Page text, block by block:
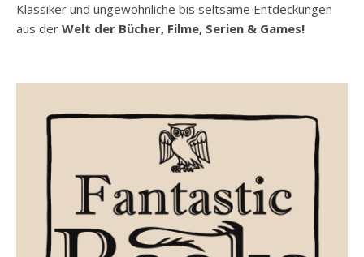
Klassiker und ungewöhnliche bis seltsame Entdeckungen
aus der Welt der Bücher, Filme, Serien & Games!